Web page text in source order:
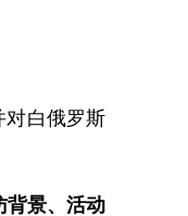
对白俄罗斯
背景、活动